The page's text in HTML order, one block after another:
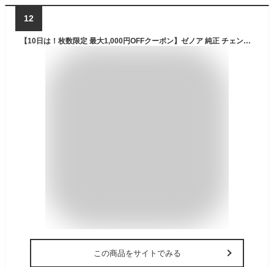
12
【10日は！枚数限定 最大1,000円OFFクーポン】ゼノア 純正 チェンオイル オールシーズンタイプ 4L ZENOAH Z2-4L YYSNA02 4リットル チェーンオイル オイル チェーンソー チェンソー チェーンソーオイル チェンソーオイル 部品
この商品をサイトでみる